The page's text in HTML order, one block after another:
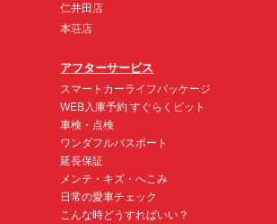
仁井田店
本荘店
アフターサービス
スマートカーライフパッケージ
WEB入庫予約 すぐらくピット
車検・点検
ワンダフルパスポート
延長保証
メンテ・キズ・へこみ
日常の愛車チェック
こんな時どうすればいい？